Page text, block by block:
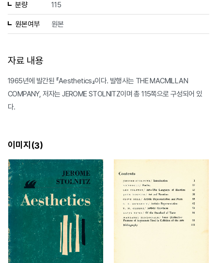
분량 115
원본여부 원본
자료 내용
1965년에 발간된 『Aesthetics』이다. 발행사는 THE MACMILLAN
COMPANY, 저자는 JEROME STOLNITZ이며 총 115쪽으로 구성되어 있
다.
이미지(3)